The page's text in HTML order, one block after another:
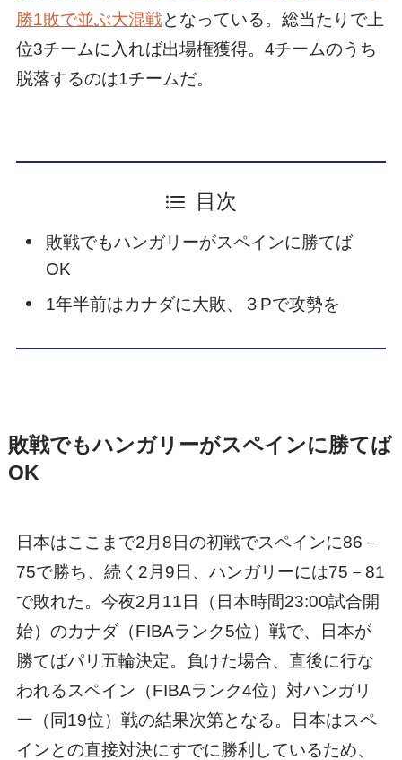
勝1敗で並ぶ大混戦となっている。総当たりで上
位3チームに入れば出場権獲得。4チームのうち
脱落するのは1チームだ。
目次
敗戦でもハンガリーがスペインに勝てば
OK
1年半前はカナダに大敗、３Pで攻勢を
敗戦でもハンガリーがスペインに勝てば
OK
日本はここまで2月8日の初戦でスペインに86－
75で勝ち、続く2月9日、ハンガリーには75－81
で敗れた。今夜2月11日（日本時間23:00試合開
始）のカナダ（FIBAランク5位）戦で、日本が
勝てばパリ五輪決定。負けた場合、直後に行な
われるスペイン（FIBAランク4位）対ハンガリ
ー（同19位）戦の結果次第となる。日本はスペ
インとの直接対決にすでに勝利しているため、